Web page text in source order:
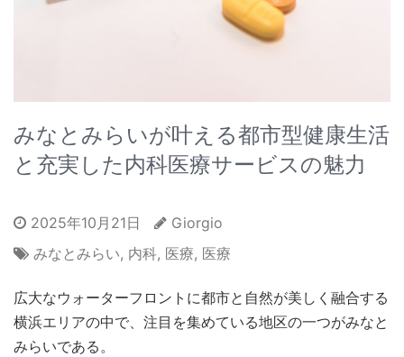
みなとみらいが叶える都市型健康生活
と充実した内科医療サービスの魅力
2025年10月21日
Giorgio
みなとみらい, 内科, 医療, 医療
広大なウォーターフロントに都市と自然が美しく融合する
横浜エリアの中で、注目を集めている地区の一つがみなと
みらいである。